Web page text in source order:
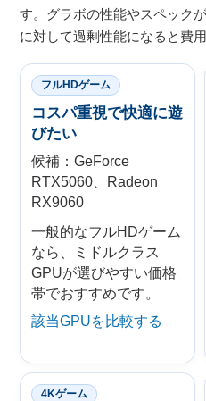
す。グラボの性能やスペック
に対して過剰性能になると費
フルHDゲーム
コスパ重視で快適に遊
びたい
候補：GeForce
RTX5060、Radeon
RX9060
一般的なフルHDゲーム
なら、ミドルクラス
GPUが選びやすい価格
帯でおすすめです。
該当GPUを比較する
4Kゲーム